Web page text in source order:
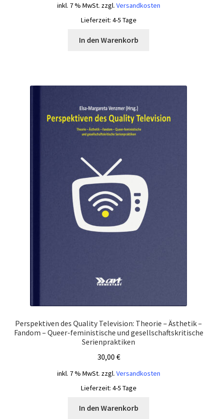
inkl. 7 % MwSt. zzgl. Versandkosten
Lieferzeit: 4-5 Tage
In den Warenkorb
Perspektiven des Quality Television: Theorie – Ästhetik –
Fandom – Queer-feministische und gesellschaftskritische
Serienpraktiken
30,00 €
inkl. 7 % MwSt. zzgl. Versandkosten
Lieferzeit: 4-5 Tage
In den Warenkorb